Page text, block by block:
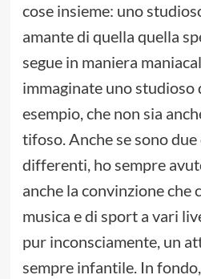
cose insieme: uno
amante di quella quella
segue in maniera
immaginate uno studioso
esempio, che non sia
tifoso. Anche se sono
differenti, ho sempre
anche la convinzione che
musica e di sport a vari
pur inconsciamente, un
sempre infantile. In